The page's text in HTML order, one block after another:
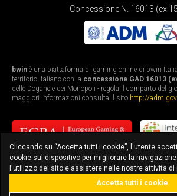
Concessione N. 16013 (ex
bwin è una piattaforma di gaming online di bwin Italia
territorio italiano con la concessione GAD 16013
delle Dogane e dei Monopoli - regola il comparto del
maggiori informazioni consulta il sito http://
Cliccando su “Accetta tutti i cookie”, l'utente
cookie sul dispositivo per migliorare la
l'utilizzo del sito e assistere nelle nostre attività di
Accetta tutti i cookie